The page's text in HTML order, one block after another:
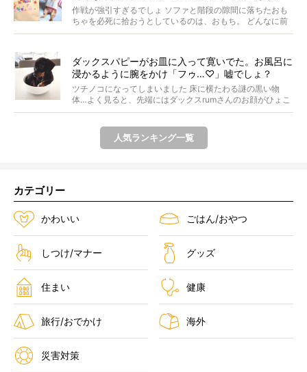
作戦が強引すぎるでしょ ソファと階段の隙間に落ちたおも
ちゃを必死に拾おうとしているのは、おもち。 どんなに前
足...
ダックスパピーがお皿に入って寛いでた。お風呂に
浸かるように腕をかけ「フゥ…♡」嘘でしょ？
ツチノコになってしまいました 床に横たわる謎の黒い物
体…よく見ると、先端にはダックスrumさんのお顔がひょこ
っ...
人気ランキング一覧
カテゴリー
かわいい ごはん/おやつ
しつけ/マナー グッズ
住まい 健康
旅行/おでかけ 海外
災害対策